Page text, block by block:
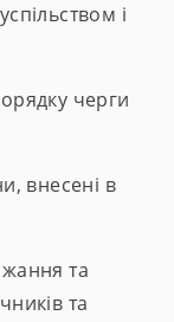
і
черги
внесені в
та
та